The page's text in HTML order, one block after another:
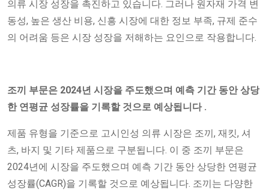
의류 시장 성장을 촉진하고 있습니다. 그러나 원자재 가격 변
동성, 높은 생산 비용, 신흥 시장에 대한 정보 부족, 규제 준수
의 어려움 등은 시장 성장을 저해하는 요인으로 작용합니다.
조끼 부문은 2024년 시장을 주도했으며 예측 기간 동안 상당
한 연평균 성장률을 기록할 것으로 예상됩니다 .
제품 유형을 기준으로 고시인성 의류 시장은 조끼, 재킷, 셔
츠, 바지 및 기타 제품으로 구분됩니다. 이 중 조끼 부문은
2024년에 시장을 주도했으며 예측 기간 동안 상당한 연평균
성장률(CAGR)을 기록할 것으로 예상됩니다. 조끼는 다양한